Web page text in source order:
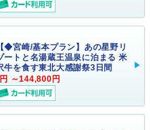
【◆宮崎/基本プラン】あの星野リ
ートと名湯蔵王温泉に泊まる 米
牛を食す東北大感謝祭3日間
～144,800円